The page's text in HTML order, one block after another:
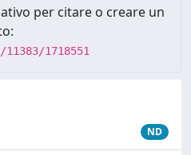
per citare o creare un
1718551
ND